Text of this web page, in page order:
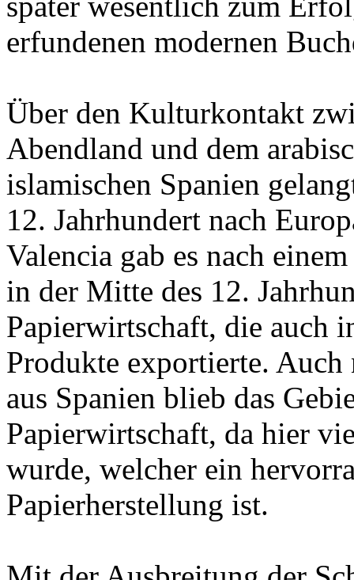
erfundenen modernen
Über den Kulturkontakt
Abendland und dem
islamischen Spanien
12. Jahrhundert nach
Valencia gab es nach
in der Mitte des 12.
Papierwirtschaft, die auch
Produkte exportierte. Auch
aus Spanien blieb das
Papierwirtschaft, da hier
wurde, welcher ein
Papierherstellung ist.